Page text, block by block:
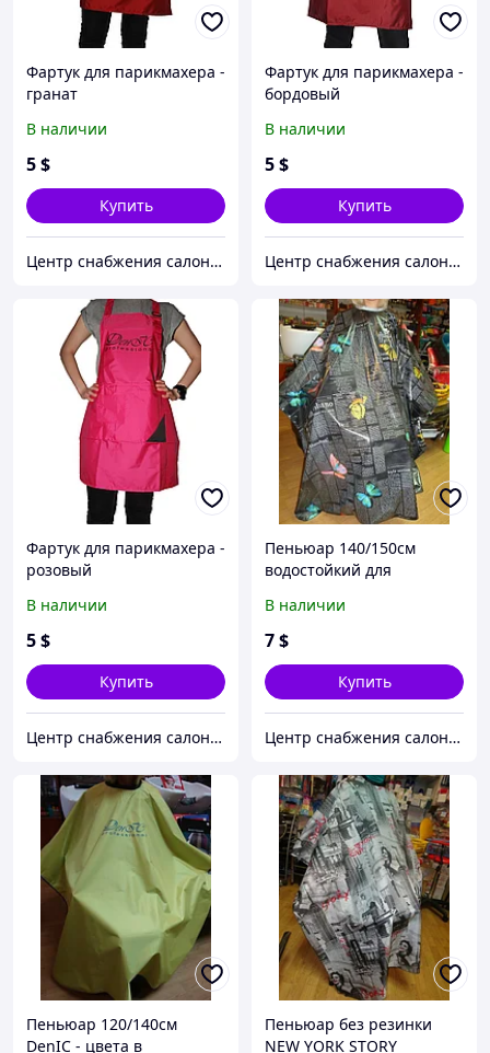
Фартук для парикмахера -
гранат
В наличии
5$
Купить
Центр снабжения салонов красоты DenIC
Фартук для парикмахера -
бордовый
В наличии
5$
Купить
Центр снабжения салонов красоты DenIC
Фартук для парикмахера -
розовый
В наличии
5$
Купить
Центр снабжения салонов красоты DenIC
Пеньюар 140/150см
водостойкий для
В наличии
7$
Купить
Центр снабжения салонов красоты DenIC
Пеньюар 120/140см
DenIC - цвета в
Пеньюар без резинки
NEW YORK STORY